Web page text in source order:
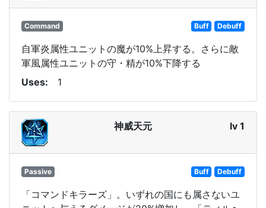
Command Buff Debuff
自軍炎属性ユニットの魔が10%上昇する。さらに敵
軍風属性ユニットの守・精が10%下降する
Uses
1
神威天元 lv 1
Passive Buff Debuff
「コマンドキラーズ」。いずれの国にも属さないユ